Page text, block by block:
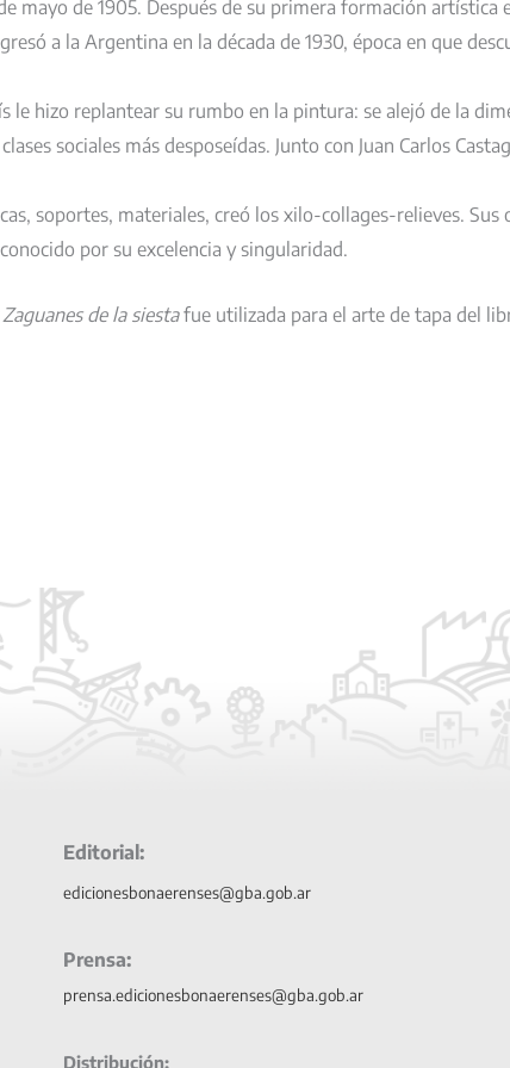
mayo de 1905. Después de su primera formación
a la Argentina en la década de 1930, época en que
le hizo replantear su rumbo en la pintura: se alejó de la
sociales más desposeídas. Junto con Juan Carlos
soportes, materiales, creó los xilo-collages-relieves.
por su excelencia y singularidad.
de la siestafue utilizada para el arte de tapa del
Editorial:
edicionesbonaerenses@gba.gob.ar
Prensa:
prensa.edicionesbonaerenses@gba.gob.ar
Distribución: